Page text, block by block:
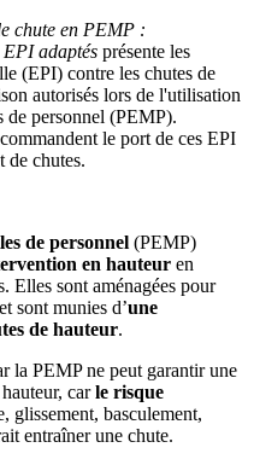
chute en PEMP :
adaptés présente les
(EPI) contre les chutes de
autorisés lors de l'utilisation
de personnel (PEMP).
le port de ces EPI
de chutes.
de personnel (PEMP)
en hauteur en
Elles sont aménagées pour
sont munies d’une
de hauteur.
la PEMP ne peut garantir une
carle risque
glissement, basculement,
entraîner une chute.